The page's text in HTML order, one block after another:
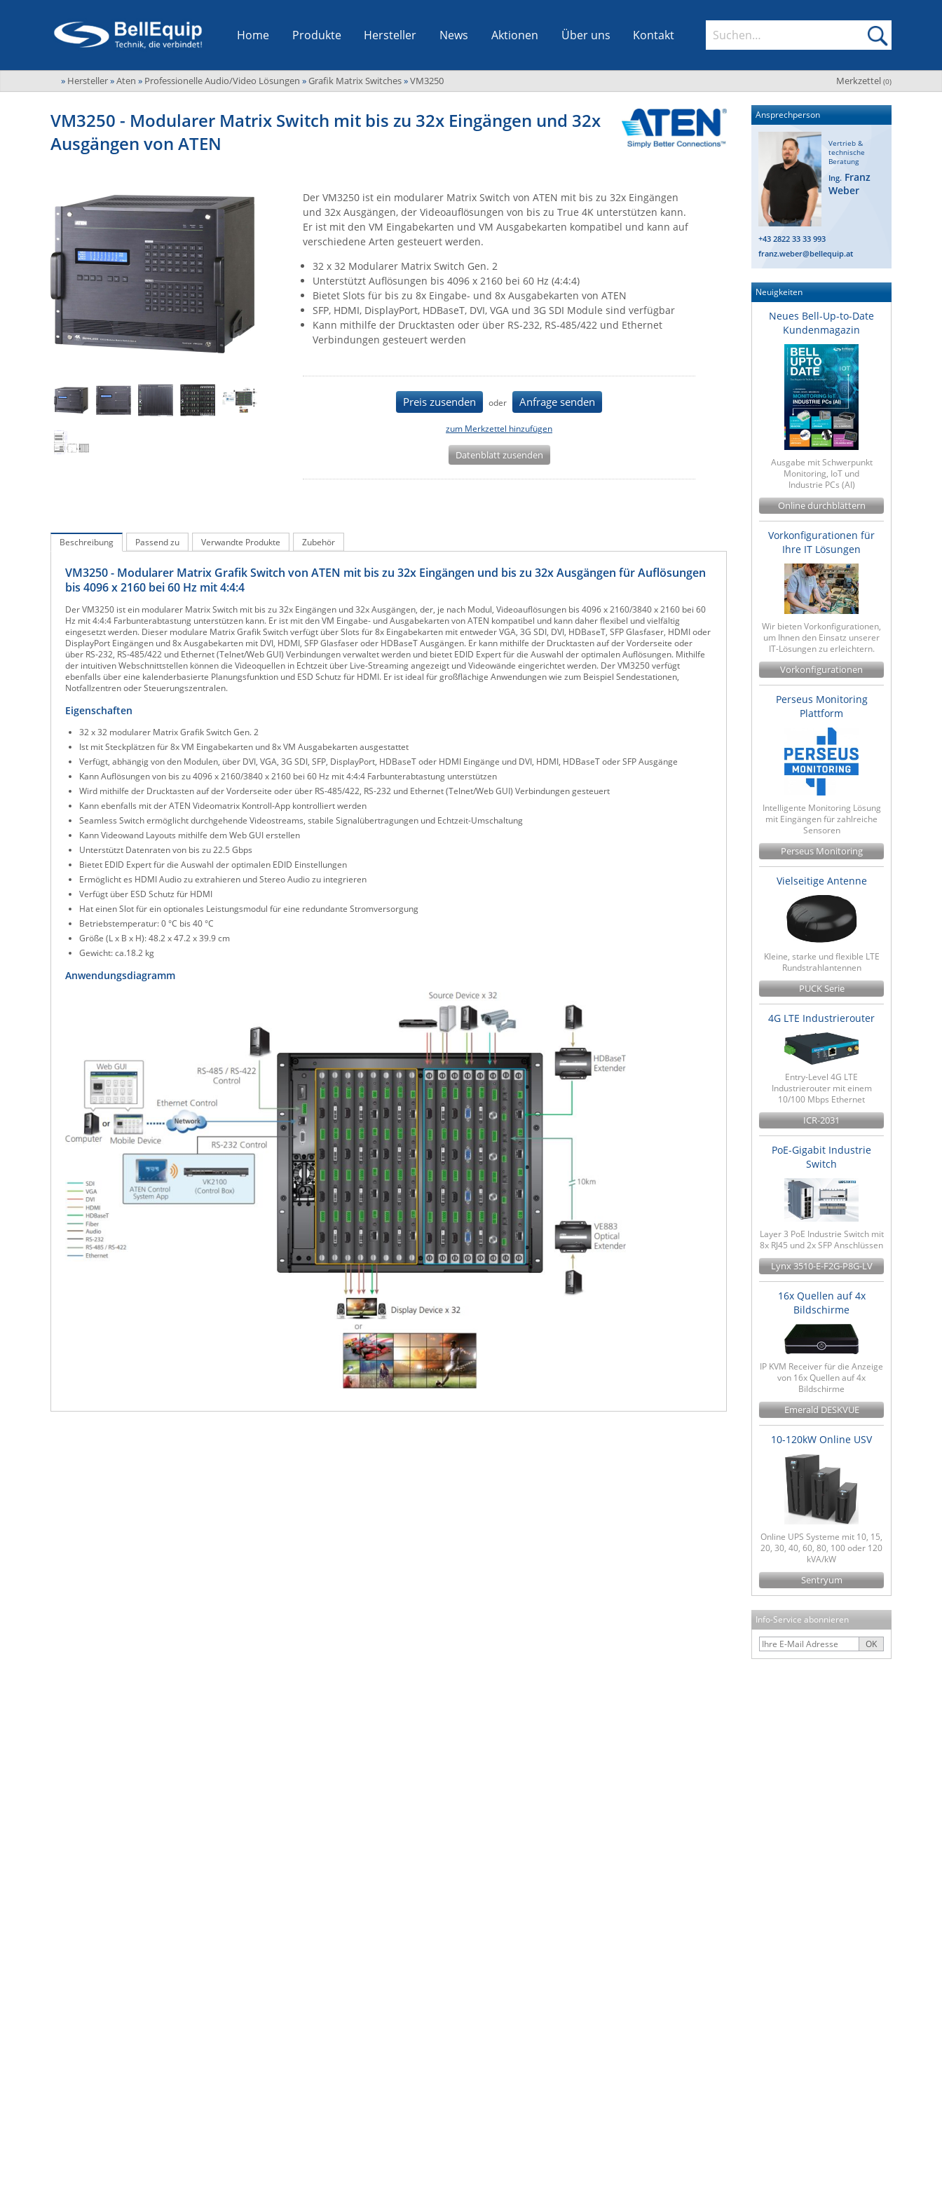
Home Produkte Hersteller News Aktionen Über uns Kontakt
Merkzettel (0)
» Hersteller»Aten » Professionelle Audio/Video Lösungen »Grafik Matrix Switches»VM3250
VM3250 - Modularer Matrix Switch mit bis zu 32x Eingängen und 32x
Ausgängen von ATEN
Der VM3250 ist ein modularer Matrix Switch von ATEN mit bis zu 32x Eingängen
und 32x Ausgängen, der Videoauflösungen von bis zu True 4K unterstützen kann.
Er ist mit den VM Eingabekarten und VM Ausgabekarten kompatibel und kann auf
verschiedene Arten gesteuert werden.
32 x 32 Modularer Matrix Switch Gen. 2
Unterstützt Auflösungen bis 4096 x 2160 bei 60 Hz (4:4:4)
Bietet Slots für bis zu 8x Eingabe- und 8x Ausgabekarten von ATEN
SFP, HDMI, DisplayPort, HDBaseT, DVI, VGA und 3G SDI Module sind verfügbar
Kann mithilfe der Drucktasten oder über RS-232, RS-485/422 und Ethernet
Verbindungen gesteuert werden
Preis zusenden oder Anfrage senden
zum Merkzettel hinzufügen
Datenblatt zusenden
Beschreibung Passend zu Verwandte Produkte Zubehör
VM3250 - Modularer Matrix Grafik Switch von ATEN mit bis zu 32x Eingängen und bis zu 32x Ausgängen für Auflösungen
bis 4096 x 2160 bei 60 Hz mit 4:4:4
Der VM3250 ist ein modularer Matrix Switch mit bis zu 32x Eingängen und 32x Ausgängen, der, je nach Modul, Videoauflösungen bis 4096 x 2160/3840 x 2160 bei 60
Hz mit 4:4:4 Farbunterabtastung unterstützen kann. Er ist mit den VM Eingabe- und Ausgabekarten von ATEN kompatibel und kann daher flexibel und vielfältig
eingesetzt werden. Dieser modulare Matrix Grafik Switch verfügt über Slots für 8x Eingabekarten mit entweder VGA, 3G SDI, DVI, HDBaseT, SFP Glasfaser, HDMI oder
DisplayPort Eingängen und 8x Ausgabekarten mit DVI, HDMI, SFP Glasfaser oder HDBaseT Ausgängen. Er kann mithilfe der Drucktasten auf der Vorderseite oder
über RS-232, RS-485/422 und Ethernet (Telnet/Web GUI) Verbindungen verwaltet werden und bietet EDID Expert für die Auswahl der optimalen Auflösungen. Mithilfe
der intuitiven Webschnittstellen können die Videoquellen in Echtzeit über Live-Streaming angezeigt und Videowände eingerichtet werden. Der VM3250 verfügt
ebenfalls über eine kalenderbasierte Planungsfunktion und ESD Schutz für HDMI. Er ist ideal für großflächige Anwendungen wie zum Beispiel Sendestationen,
Notfallzentren oder Steuerungszentralen.
Eigenschaften
32 x 32 modularer Matrix Grafik Switch Gen. 2
Ist mit Steckplätzen für 8x VM Eingabekarten und 8x VM Ausgabekarten ausgestattet
Verfügt, abhängig von den Modulen, über DVI, VGA, 3G SDI, SFP, DisplayPort, HDBaseT oder HDMI Eingänge und DVI, HDMI, HDBaseT oder SFP Ausgänge
Kann Auflösungen von bis zu 4096 x 2160/3840 x 2160 bei 60 Hz mit 4:4:4 Farbunterabtastung unterstützen
Wird mithilfe der Drucktasten auf der Vorderseite oder über RS-485/422, RS-232 und Ethernet (Telnet/Web GUI) Verbindungen gesteuert
Kann ebenfalls mit der ATEN Videomatrix Kontroll-App kontrolliert werden
Seamless Switch ermöglicht durchgehende Videostreams, stabile Signalübertragungen und Echtzeit-Umschaltung
Kann Videowand Layouts mithilfe dem Web GUI erstellen
Unterstützt Datenraten von bis zu 22.5 Gbps
Bietet EDID Expert für die Auswahl der optimalen EDID Einstellungen
Ermöglicht es HDMI Audio zu extrahieren und Stereo Audio zu integrieren
Verfügt über ESD Schutz für HDMI
Hat einen Slot für ein optionales Leistungsmodul für eine redundante Stromversorgung
Betriebstemperatur: 0 °C bis 40 °C
Größe (L x B x H): 48.2 x 47.2 x 39.9 cm
Gewicht: ca.18.2 kg
Anwendungsdiagramm
Ansprechperson
Vertrieb &
technische
Beratung
Ing. Franz
Weber
+43 2822 33 33 993
franz.weber@bellequip.at
Neuigkeiten
Neues Bell-Up-to-Date
Kundenmagazin
Ausgabe mit Schwerpunkt
Monitoring, IoT und
Industrie PCs (AI)
Online durchblättern
Vorkonfigurationen für
Ihre IT Lösungen
Wir bieten Vorkonfigurationen,
um Ihnen den Einsatz unserer
IT-Lösungen zu erleichtern.
Vorkonfigurationen
Perseus Monitoring
Plattform
Intelligente Monitoring Lösung
mit Eingängen für zahlreiche
Sensoren
Perseus Monitoring
Vielseitige Antenne
Kleine, starke und flexible LTE
Rundstrahlantennen
PUCK Serie
4G LTE Industrierouter
Entry-Level 4G LTE
Industrierouter mit einem
10/100 Mbps Ethernet
ICR-2031
PoE-Gigabit Industrie
Switch
Layer 3 PoE Industrie Switch mit
8x RJ45 und 2x SFP Anschlüssen
Lynx 3510-E-F2G-P8G-LV
16x Quellen auf 4x
Bildschirme
IP KVM Receiver für die Anzeige
von 16x Quellen auf 4x
Bildschirme
Emerald DESKVUE
10-120kW Online USV
Online UPS Systeme mit 10, 15,
20, 30, 40, 60, 80, 100 oder 120
kVA/kW
Sentryum
Info-Service abonnieren
OK